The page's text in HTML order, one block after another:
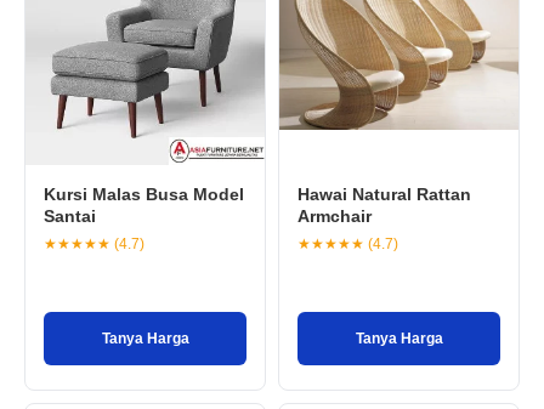
Kursi Malas Busa Model
Santai
★★★★★ (4.7)
Tanya Harga
Hawai Natural Rattan
Armchair
★★★★★ (4.7)
Tanya Harga